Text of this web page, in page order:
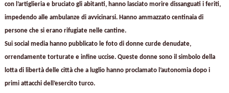
con l’artiglieria e bruciato gli abitanti, hanno lasciato morire dissanguati i feriti,
impedendo alle ambulanze di avvicinarsi. Hanno ammazzato centinaia di
persone che si erano rifugiate nelle cantine.
Sui social media hanno pubblicato le foto di donne curde denudate,
orrendamente torturate e infine uccise. Queste donne sono il simbolo della
lotta di libertà delle città che a luglio hanno proclamato l’autonomia dopo i
primi attacchi dell’esercito turco.